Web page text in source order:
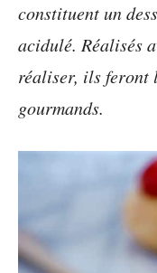
constituent un
acidulé. Réalisés
réaliser, ils feront
gourmands.